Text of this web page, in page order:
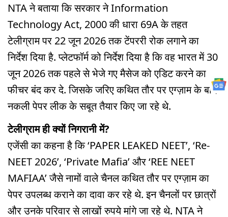
NTA ने बताया कि सरकार ने Information
Technology Act, 2000 की धारा 69A के तहत
टेलीग्राम पर 22 जून 2026 तक टेंपररी रोक लगाने का
निर्देश दिया है. प्लेटफॉर्म को निर्देश दिया है कि वह भारत में 30
जून 2026 तक पहले से भेजे गए मैसेज को एडिट करने का
फीचर बंद कर दे. जिसके जरिए कथित तौर पर एग्ज़ाम के बाद
नकली पेपर लीक के सबूत तैयार किए जा रहे थे.
टेलीग्राम ही क्यों निगरानी में?
एजेंसी का कहना है कि ‘PAPER LEAKED NEET’, ‘Re-
NEET 2026’, ‘Private Mafia’ और ‘REE NEET
MAFIAA’ जैसे नामों वाले चैनल कथित तौर पर एग्ज़ाम का
पेपर उपलब्ध कराने का दावा कर रहे थे. इन चैनलों पर छात्रों
और उनके परिवार से लाखों रुपये मांगे जा रहे थे. NTA ने